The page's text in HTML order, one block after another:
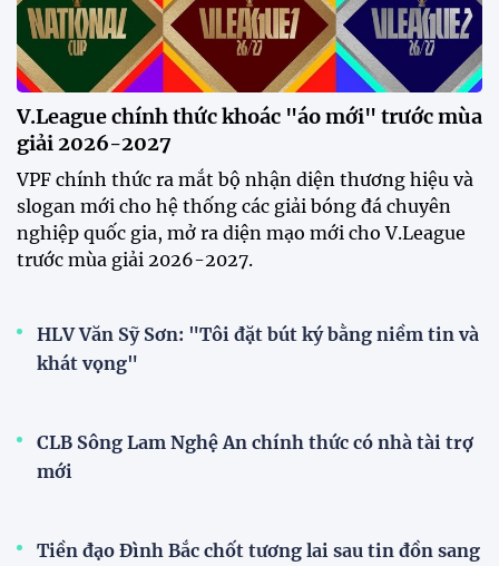
V.League chính thức khoác "áo mới" trước mùa
giải 2026-2027
VPF chính thức ra mắt bộ nhận diện thương hiệu và
slogan mới cho hệ thống các giải bóng đá chuyên
nghiệp quốc gia, mở ra diện mạo mới cho V.League
trước mùa giải 2026-2027.
HLV Văn Sỹ Sơn: "Tôi đặt bút ký bằng niềm tin và
khát vọng"
CLB Sông Lam Nghệ An chính thức có nhà tài trợ
mới
Tiền đạo Đình Bắc chốt tương lai sau tin đồn sang